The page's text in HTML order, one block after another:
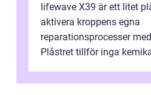
lifewave X39 är ett litet
aktivera kroppens egna
reparationsprocesser
Plåstret tillför inga
ljusbaserad stimula...